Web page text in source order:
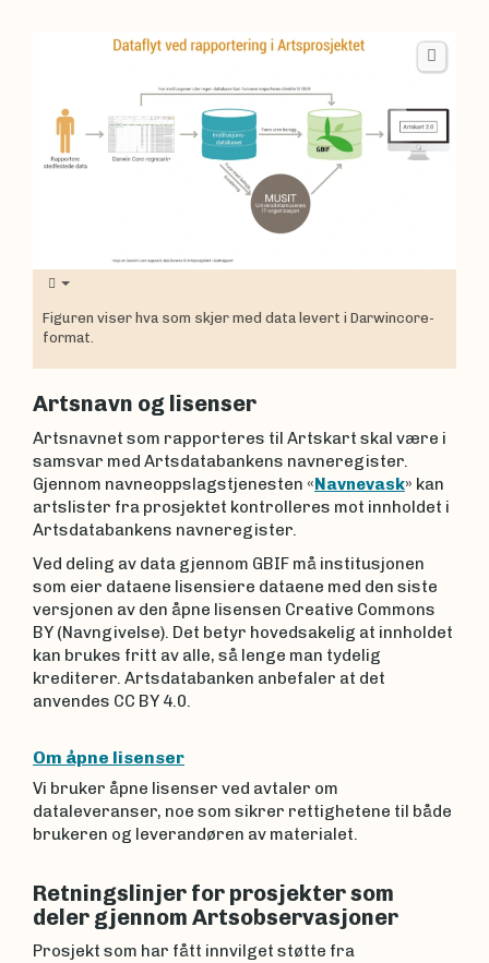
Figuren viser hva som skjer med data levert i Darwincore-
format.
Artsnavn og lisenser
Artsnavnet som rapporteres til Artskart skal være i
samsvar med Artsdatabankens navneregister.
Gjennom navneoppslagstjenesten «Navnevask» kan
artslister fra prosjektet kontrolleres mot innholdet i
Artsdatabankens navneregister.
Ved deling av data gjennom GBIF må institusjonen
som eier dataene lisensiere dataene med den siste
versjonen av den åpne lisensen Creative Commons
BY (Navngivelse). Det betyr hovedsakelig at innholdet
kan brukes fritt av alle, så lenge man tydelig
krediterer. Artsdatabanken anbefaler at det
anvendes CC BY 4.0.
Om åpne lisenser
Vi bruker åpne lisenser ved avtaler om
dataleveranser, noe som sikrer rettighetene til både
brukeren og leverandøren av materialet.
Retningslinjer for prosjekter som
deler gjennom Artsobservasjoner
Prosjekt som har fått innvilget støtte fra